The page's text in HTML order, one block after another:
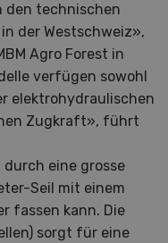
den technischen
der Westschweiz»,
Agro Forest in
verfügen sowohl
elektrohydraulischen
Zugkraft», führt
durch eine grosse
Seil mit einem
fassen kann. Die
sorgt für eine